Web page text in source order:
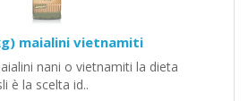
maialini vietnamiti
nani o vietnamiti la dieta
è la scelta id..